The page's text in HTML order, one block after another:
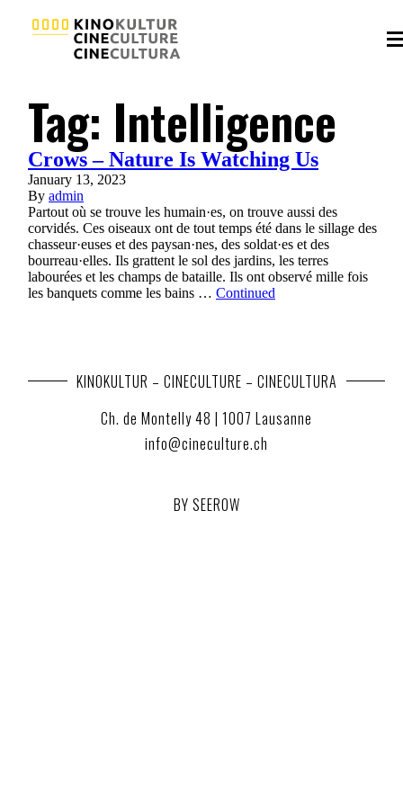
Tag: Intelligence
Crows – Nature Is Watching Us
January 13, 2023
By admin
Partout où se trouve les humain·es, on trouve aussi des
corvidés. Ces oiseaux ont de tout temps été dans le sillage des
chasseur·euses et des paysan·nes, des soldat·es et des
bourreau·elles. Ils grattent le sol des jardins, les terres
labourées et les champs de bataille. Ils ont observé mille fois
les banquets comme les bains … Continued
KINOKULTUR – CINECULTURE – CINECULTURA
Ch. de Montelly 48 | 1007 Lausanne
info@cineculture.ch
BY SEEROW